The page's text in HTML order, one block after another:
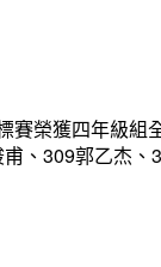
賽榮獲四年級
、309郭乙杰